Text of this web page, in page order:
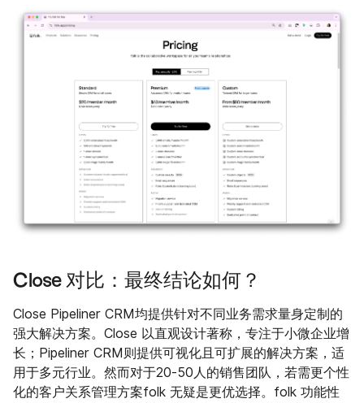
Close 对比：最终结论如何？
Close Pipeliner CRM均提供针对不同业务需求量身定制的
强大解决方案。Close 以直观设计著称，专注于小微企业增
长；Pipeliner CRM则提供可视化且可扩展的解决方案，适
用于多元行业。然而对于20-50人的销售团队，若需更个性
化的客户关系管理方案folk 无疑是更优选择。folk 功能性